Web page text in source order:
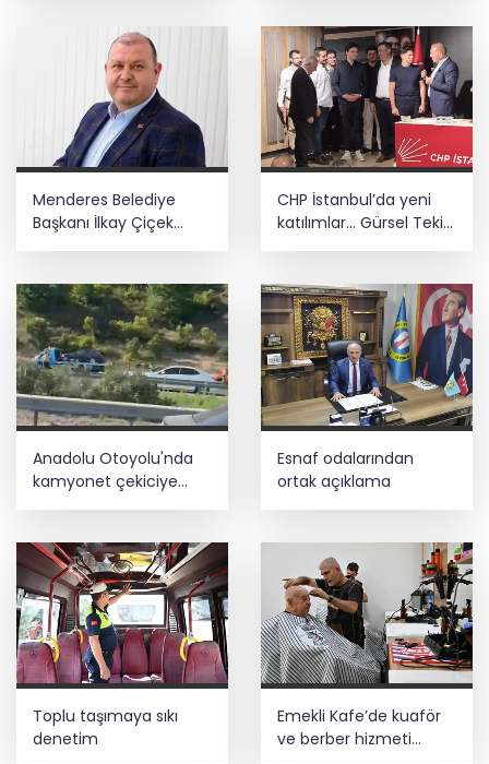
Menderes Belediye
Başkanı İlkay Çiçek
görevden uzaklaştırıldı
CHP İstanbul’da yeni
katılımlar... Gürsel Tekin:
Birlikte başaracağız
Anadolu Otoyolu'nda
kamyonet çekiciye
Esnaf odalarından
ortak açıklama
Toplu taşımaya sıkı
denetim
Emekli Kafe’de kuaför
ve berber hizmeti